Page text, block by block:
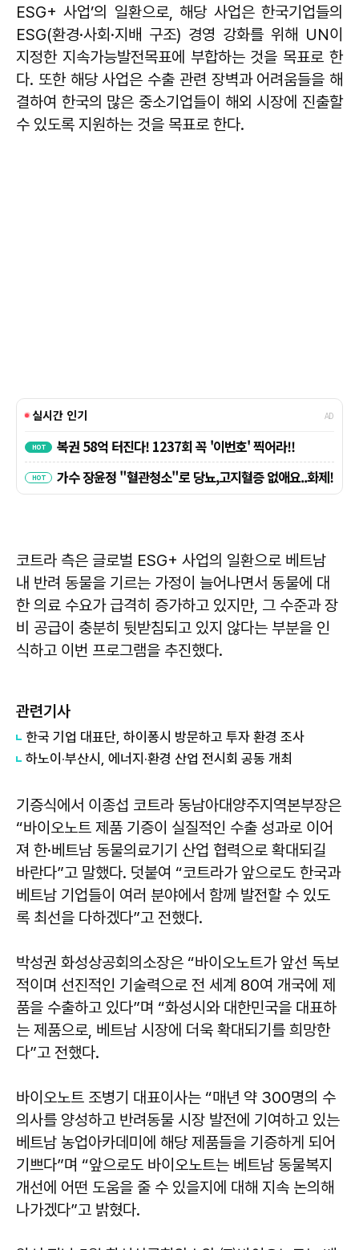
ESG+ 사업’의 일환으로, 해당 사업은 한국기업들의
ESG(환경·사회·지배 구조) 경영 강화를 위해 UN이
지정한 지속가능발전목표에 부합하는 것을 목표로 한
다. 또한 해당 사업은 수출 관련 장벽과 어려움들을 해
결하여 한국의 많은 중소기업들이 해외 시장에 진출할
수 있도록 지원하는 것을 목표로 한다.
코트라 측은 글로벌 ESG+ 사업의 일환으로 베트남
내 반려 동물을 기르는 가정이 늘어나면서 동물에 대
한 의료 수요가 급격히 증가하고 있지만, 그 수준과 장
비 공급이 충분히 뒷받침되고 있지 않다는 부분을 인
식하고 이번 프로그램을 추진했다.
관련기사
한국 기업 대표단, 하이퐁시 방문하고 투자 환경 조사
하노이·부산시, 에너지·환경 산업 전시회 공동 개최
기증식에서 이종섭 코트라 동남아대양주지역본부장은
“바이오노트 제품 기증이 실질적인 수출 성과로 이어
져 한·베트남 동물의료기기 산업 협력으로 확대되길
바란다”고 말했다. 덧붙여 “코트라가 앞으로도 한국과
베트남 기업들이 여러 분야에서 함께 발전할 수 있도
록 최선을 다하겠다”고 전했다.
박성권 화성상공회의소장은 “바이오노트가 앞선 독보
적이며 선진적인 기술력으로 전 세계 80여 개국에 제
품을 수출하고 있다”며 “화성시와 대한민국을 대표하
는 제품으로, 베트남 시장에 더욱 확대되기를 희망한
다”고 전했다.
​바이오노트 조병기 대표이사는 “매년 약 300명의 수
의사를 양성하고 반려동물 시장 발전에 기여하고 있는
베트남 농업아카데미에 해당 제품들을 기증하게 되어
기쁘다”며 “앞으로도 바이오노트는 베트남 동물복지
개선에 어떤 도움을 줄 수 있을지에 대해 지속 논의해
나가겠다”고 밝혔다.